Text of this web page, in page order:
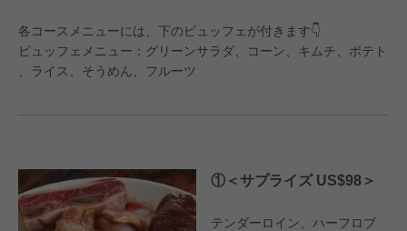
各コースメニューには、下のビュッフェが付きます👇
ビュッフェメニュー：グリーンサラダ、コーン、キムチ、ポテト
、ライス、そうめん、フルーツ
①＜サプライズ US$98＞
テンダーロイン、ハーフロブ